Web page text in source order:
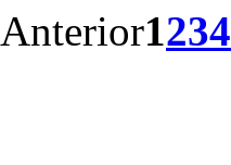
Anterior1234